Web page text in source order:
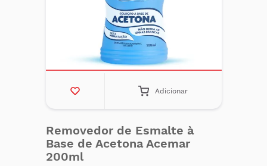
Adicionar
Removedor de Esmalte à
Base de Acetona Acemar
200ml